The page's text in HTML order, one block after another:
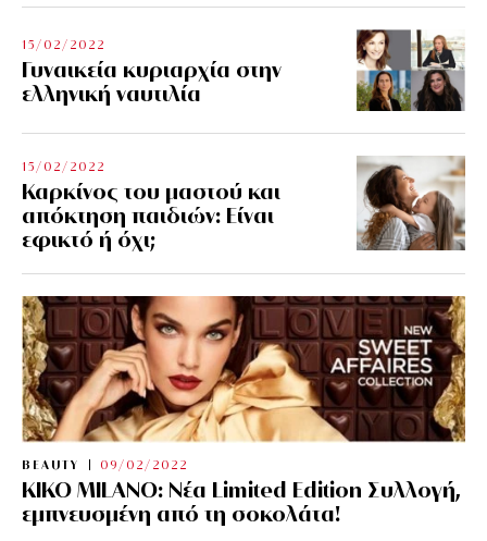
15/02/2022
Γυναικεία κυριαρχία στην
ελληνική ναυτιλία
15/02/2022
Καρκίνος του μαστού και
απόκτηση παιδιών: Είναι
εφικτό ή όχι;
BEAUTY 09/02/2022
KIKO MILANO: Νέα Limited Edition Συλλογή,
εμπνευσμένη από τη σοκολάτα!